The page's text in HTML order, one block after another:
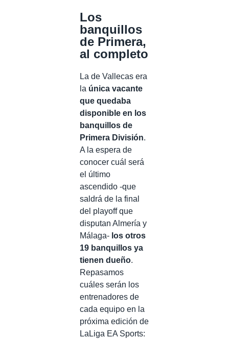
Los
banquillos
de Primera,
al completo
La de Vallecas era
la única vacante
que quedaba
disponible en los
banquillos de
Primera División.
A la espera de
conocer cuál será
el último
ascendido -que
saldrá de la final
del playoff que
disputan Almería y
Málaga- los otros
19 banquillos ya
tienen dueño.
Repasamos
cuáles serán los
entrenadores de
cada equipo en la
próxima edición de
LaLiga EA Sports: